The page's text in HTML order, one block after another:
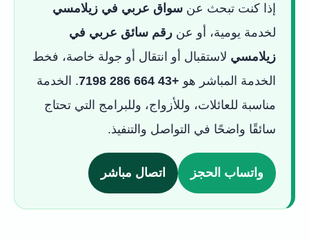
إذا كنت تبحث عن سواق عربي في زيلامسي
لخدمة يومية، أو عن رقم سائق عربي في
زيلامسي لاستقبال أو انتقال أو جولة خاصة، فخط
الخدمة المباشر هو +43 664 286 7198
. الخدمة
مناسبة للعائلات، وللأزواج، وللبرامج التي تحتاج
سائقًا واضحًا في التواصل والتنفيذ.
واتساب الحجز اتصال مباشر